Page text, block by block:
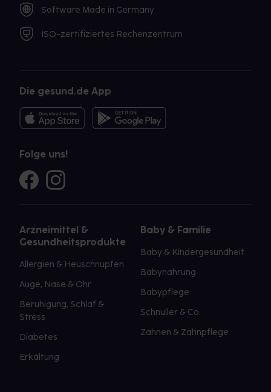
Software Made in Germany
ISO-zertifiziertes Rechenzentrum
Die gesund.de App
Folge uns!
Arzneimittel &
Gesundheitsprodukte
Allergien & Heuschnupfen
Auge, Nase & Ohr
Beruhigung, Schlaf &
Stress
Diabetes
Erkältung
Baby & Familie
Baby & Kindergesundheit
Babynahrung
Babypflege
Schnuller & Co.
Zahnen & Zahnpflege